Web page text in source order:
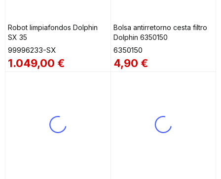
Robot limpiafondos Dolphin
SX 35
99996233-SX
1.049,00 €
Bolsa antirretorno cesta filtro
Dolphin 6350150
6350150
4,90 €